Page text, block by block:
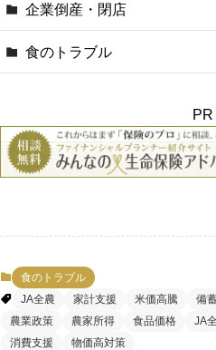
企業倒産・閉店
食のトラブル
PR
食のトラブル
JA全農
家計支援 米価高騰 備
農業政策
農家所得 食品価格 JA
消費支援
物価高対策